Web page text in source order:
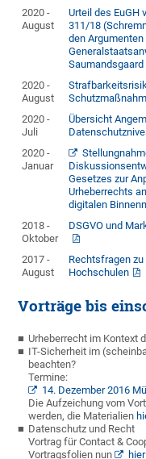
2020 -
August
Urteil des EuGH
311/18
den Argumenten
Saumandsgaard
2020 -
August
2020 -
Juli
Übersicht
2020 -
Januar
Gesetzes zur
Urheberrechts
digitalen
2018 -
Oktober
DSGVO und
2017 -
August
Rechtsfragen
Hochschulen
Vorträge bis
Urheberrecht im Kontext
IT-Sicherheit im
beachten?
Termine:
14. Dezember 2016
Die Aufzeichung vom
werden, die Materialien
Datenschutz und Recht
Vortrag für Contact &
Vortragsfolien nun
hier